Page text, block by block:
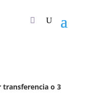
transferencia o 3